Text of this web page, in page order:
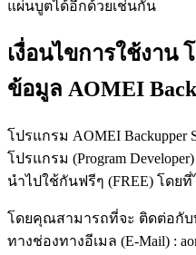
แผ่นบูตได้อีกด้วยเช่นกัน
เงื่อนไขการใช้งาน
ข้อมูล AOMEI
โปรแกรม AOMEI
โปรแกรม (Program
นำไปใช้กันฟรีๆ (FREE) โดย
โดยคุณสามารถที่จะ ติดต่อกั
ทางช่องทางอีเมล (E-Mail) :